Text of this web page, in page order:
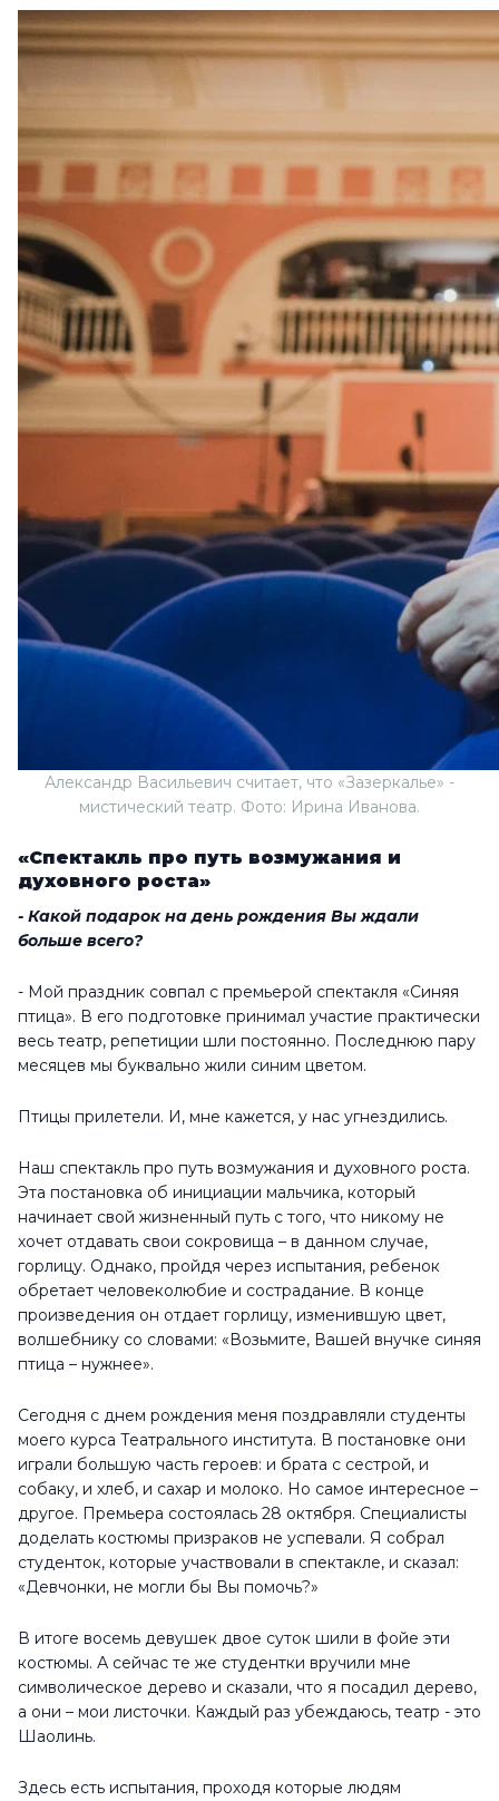
Александр Васильевич считает, что «Зазеркалье» -
мистический театр. Фото: Ирина Иванова.
«Спектакль про путь возмужания и
духовного роста»
- Какой подарок на день рождения Вы ждали
больше всего?
- Мой праздник совпал с премьерой спектакля «Синяя
птица». В его подготовке принимал участие практически
весь театр, репетиции шли постоянно. Последнюю пару
месяцев мы буквально жили синим цветом.
Птицы прилетели. И, мне кажется, у нас угнездились.
Наш спектакль про путь возмужания и духовного роста.
Эта постановка об инициации мальчика, который
начинает свой жизненный путь с того, что никому не
хочет отдавать свои сокровища – в данном случае,
горлицу. Однако, пройдя через испытания, ребенок
обретает человеколюбие и сострадание. В конце
произведения он отдает горлицу, изменившую цвет,
волшебнику со словами: «Возьмите, Вашей внучке синяя
птица – нужнее».
Сегодня с днем рождения меня поздравляли студенты
моего курса Театрального института. В постановке они
играли большую часть героев: и брата с сестрой, и
собаку, и хлеб, и сахар и молоко. Но самое интересное –
другое. Премьера состоялась 28 октября. Специалисты
доделать костюмы призраков не успевали. Я собрал
студенток, которые участвовали в спектакле, и сказал:
«Девчонки, не могли бы Вы помочь?»
В итоге восемь девушек двое суток шили в фойе эти
костюмы. А сейчас те же студентки вручили мне
символическое дерево и сказали, что я посадил дерево,
а они – мои листочки. Каждый раз убеждаюсь, театр - это
Шаолинь.
Здесь есть испытания, проходя которые людям